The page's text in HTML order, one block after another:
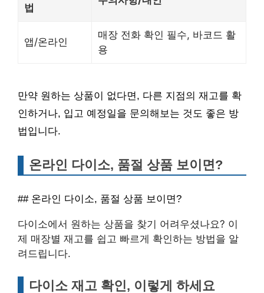
법
앱/온라인
매장 전화 확인 필수, 바코드 활
용
만약 원하는 상품이 없다면, 다른 지점의 재고를 확
인하거나, 입고 예정일을 문의해보는 것도 좋은 방
법입니다.
온라인 다이소, 품절 상품 보이면?
## 온라인 다이소, 품절 상품 보이면?
다이소에서 원하는 상품을 찾기 어려우셨나요? 이
제 매장별 재고를 쉽고 빠르게 확인하는 방법을 알
려드립니다.
다이소 재고 확인, 이렇게 하세요